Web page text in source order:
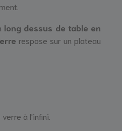
long dessus de table en
respose sur un plateau
à l'infini.